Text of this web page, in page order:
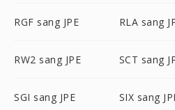
RGF sang JPE RLA sang
RW2 sang JPE SCT sang
SGI sang JPE SIX sang